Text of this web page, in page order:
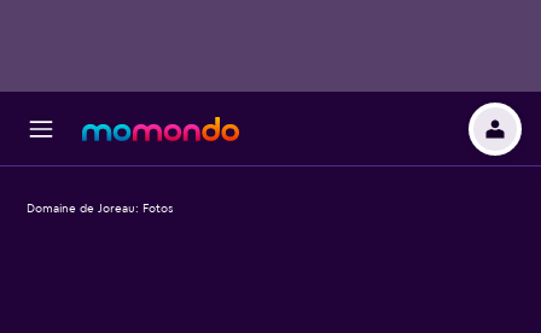
Domaine de Joreau: Fotos